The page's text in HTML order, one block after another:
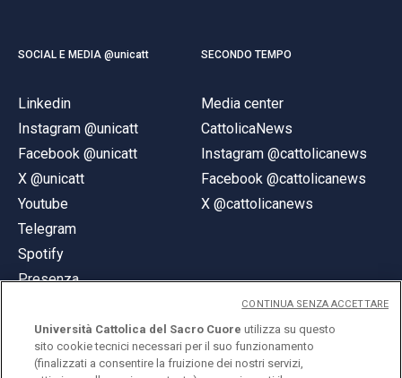
SOCIAL E MEDIA @unicatt
Linkedin
Instagram @unicatt
Facebook @unicatt
X @unicatt
Youtube
Telegram
Spotify
Presenza
SECONDO TEMPO
Media center
CattolicaNews
Instagram @cattolicanews
Facebook @cattolicanews
X @cattolicanews
Università Cattolica del Sacro Cuore utilizza su questo
sito cookie tecnici necessari per il suo funzionamento
(finalizzati a consentire la fruizione dei nostri servizi,
CONTINUA SENZA ACCETTARE